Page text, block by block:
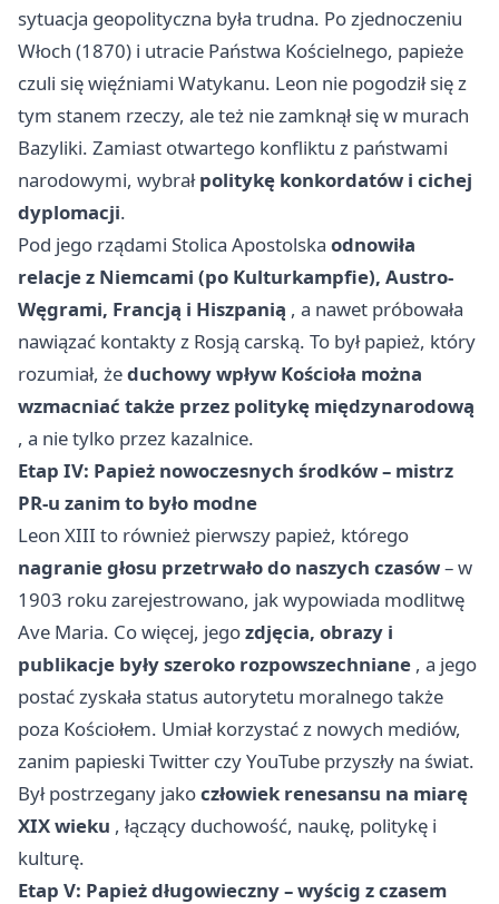
sytuacja geopolityczna była trudna. Po zjednoczeniu
Włoch (1870) i utracie Państwa Kościelnego, papieże
czuli się więźniami Watykanu. Leon nie pogodził się z
tym stanem rzeczy, ale też nie zamknął się w murach
Bazyliki. Zamiast otwartego konfliktu z państwami
narodowymi, wybrałpolitykę konkordatów i cichej
dyplomacji.
Pod jego rządami Stolica Apostolska odnowiła
relacje z Niemcami (po Kulturkampfie), Austro-
Węgrami, Francją i Hiszpanią , a nawet próbowała
nawiązać kontakty z Rosją carską. To był papież, który
rozumiał, żeduchowy wpływ Kościoła można
wzmacniać także przez politykę międzynarodową
, a nie tylko przez kazalnice.
Etap IV: Papież nowoczesnych środków – mistrz
PR-u zanim to było modne
Leon XIII to również pierwszy papież, którego
nagranie głosu przetrwało do naszych czasów– w
1903 roku zarejestrowano, jak wypowiada modlitwę
Ave Maria. Co więcej, jegozdjęcia, obrazy i
publikacje były szeroko rozpowszechniane , a jego
postać zyskała status autorytetu moralnego także
poza Kościołem. Umiał korzystać z nowych mediów,
zanim papieski Twitter czy YouTube przyszły na świat.
Był postrzegany jakoczłowiek renesansu na miarę
XIX wieku , łączący duchowość, naukę, politykę i
kulturę.
Etap V: Papież długowieczny – wyścig z czasem